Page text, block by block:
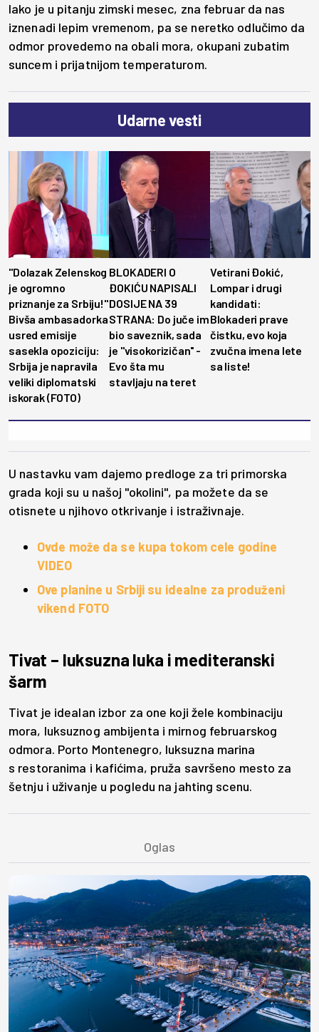
Iako je u pitanju zimski mesec, zna februar da nas
iznenadi lepim vremenom, pa se neretko odlučimo da
odmor provedemo na obali mora, okupani zubatim
suncem i prijatnijom temperaturom.
Udarne vesti
"Dolazak Zelenskog
je ogromno
priznanje za Srbiju!"
Bivša ambasadorka
usred emisije
sasekla opoziciju:
Srbija je napravila
veliki diplomatski
iskorak (FOTO)
BLOKADERI O
ĐOKIĆU NAPISALI
DOSIJE NA 39
STRANA: Do juče im
bio saveznik, sada
je ''visokorizičan'' -
Evo šta mu
stavljaju na teret
Vetirani Đokić,
Lompar i drugi
kandidati:
Blokaderi prave
čistku, evo koja
zvučna imena lete
sa liste!
U nastavku vam dajemo predloge za tri primorska
grada koji su u našoj "okolini", pa možete da se
otisnete u njihovo otkrivanje i istraživnaje.
Ovde može da se kupa tokom cele godine
VIDEO
Ove planine u Srbiji su idealne za produženi
vikend FOTO
Tivat – luksuzna luka i mediteranski
šarm
Tivat je idealan izbor za one koji žele kombinaciju
mora, luksuznog ambijenta i mirnog februarskog
odmora. Porto Montenegro, luksuzna marina
s restoranima i kafićima, pruža savršeno mesto za
šetnju i uživanje u pogledu na jahting scenu.